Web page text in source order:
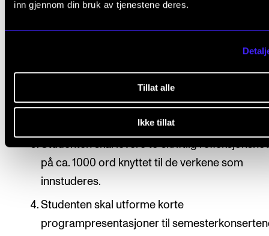
inn gjennom din bruk av tjenestene deres.
Tillat alle
Ikke tillat
innebærer normalt at fravær på mer enn 20
Studenten skal delta på to konserter i løpet av
på ca. 1000 ord knyttet til de verkene som
innstuderes.
Studenten skal utforme korte
programpresentasjoner til